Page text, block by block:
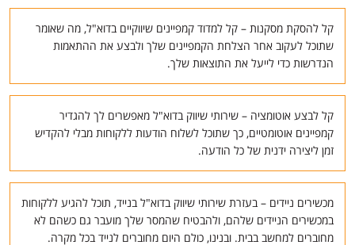
קל להסקת מסקנות – קל למדוד קמפיינים שיווקיים בדוא"ל, מה שאומר
שתוכל לעקוב אחר הצלחת הקמפיינים שלך ולבצע את ההתאמות
הנדרשות כדי לייעל את התוצאות שלך.
קל לבצע אוטומציה – שירותי שיווק בדוא"ל מאפשרים לך להגדיר
קמפיינים אוטומטיים, כך שתוכל לשלוח הודעות ללקוחות מבלי להקדיש
זמן ליצירה ידנית של כל הודעה.
מכשירים ניידים – בעזרת שירותי שיווק בדוא"ל בנייד, תוכל להגיע ללקוחות
במכשירים הניידים שלהם, ולהבטיח שהמסר שלך מועבר גם כשהם לא
מחוברים למחשב בבית. ובנינו, כולם היום מחוברים לנייד בכל מקרה.